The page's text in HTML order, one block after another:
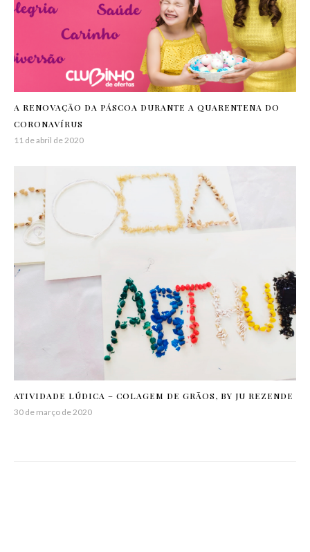
A RENOVAÇÃO DA PÁSCOA DURANTE A QUARENTENA DO
CORONAVÍRUS
11 de abril de 2020
ATIVIDADE LÚDICA – COLAGEM DE GRÃOS, BY JU REZENDE
30 de março de 2020